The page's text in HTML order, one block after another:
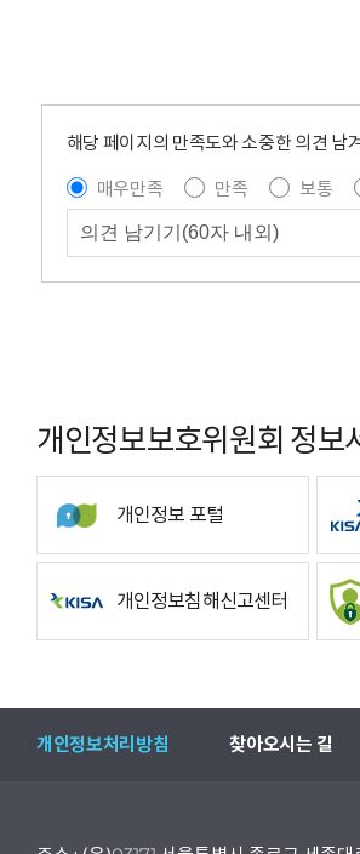
해당 페이지의 만족도와 소중한 의견 남
매우만족
만족 보통
개인정보보호위원회 정보
개인정보 포털
개인정보침해신고센터
개인정보처리방침 찾아오시는 길